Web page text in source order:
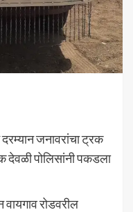
जनावरांचा ट्रक
पोलिसांनी पकडला
रोडवरील